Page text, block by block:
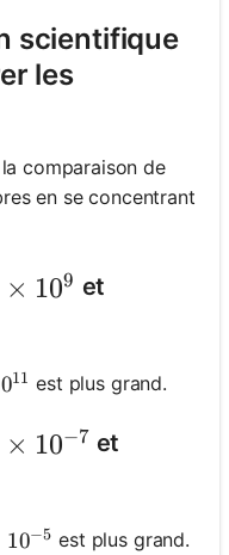
scientifique
les
comparaison de
en se concentrant
10^9
× 109 et
\times 10^{11}
011 est plus grand.
\times 10^{-7}
× 10−7 et
\times 10^{-5}
10−5 est plus grand.